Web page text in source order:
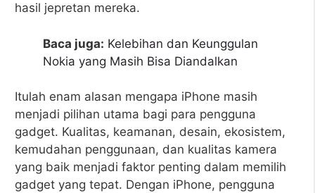
hasil jepretan mereka.
Baca juga: Kelebihan dan Keunggulan
Nokia yang Masih Bisa Diandalkan
Itulah enam alasan mengapa iPhone masih
menjadi pilihan utama bagi para pengguna
gadget. Kualitas, keamanan, desain, ekosistem,
kemudahan penggunaan, dan kualitas kamera
yang baik menjadi faktor penting dalam memilih
gadget yang tepat. Dengan iPhone, pengguna